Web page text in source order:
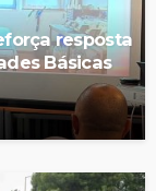
resposta
Básicas